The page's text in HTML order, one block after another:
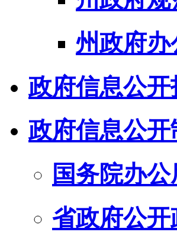
州政府
政府信息公开
政府信息公开
国务院办
省政府公